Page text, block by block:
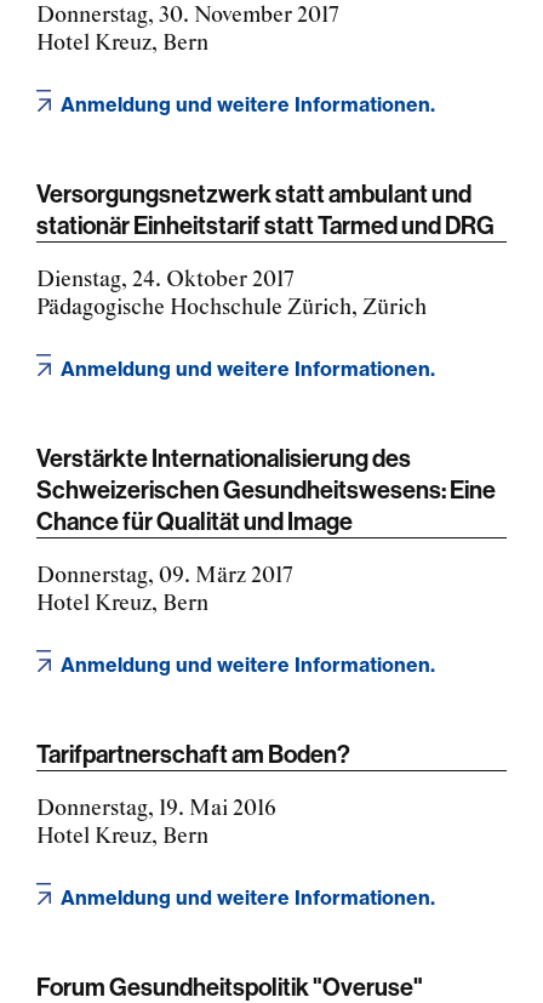
Donnerstag, 30. November 2017
Hotel Kreuz, Bern
Anmeldung und weitere Informationen.
Versorgungsnetzwerk statt ambulant und
stationär Einheitstarif statt Tarmed und DRG
Dienstag, 24. Oktober 2017
Pädagogische Hochschule Zürich, Zürich
Anmeldung und weitere Informationen.
Verstärkte Internationalisierung des
Schweizerischen Gesundheitswesens: Eine
Chance für Qualität und Image
Donnerstag, 09. März 2017
Hotel Kreuz, Bern
Anmeldung und weitere Informationen.
Tarifpartnerschaft am Boden?
Donnerstag, 19. Mai 2016
Hotel Kreuz, Bern
Anmeldung und weitere Informationen.
Forum Gesundheitspolitik "Overuse"